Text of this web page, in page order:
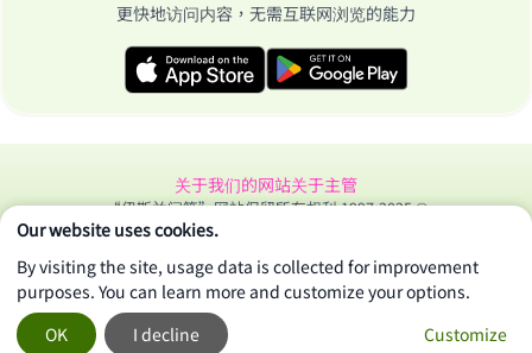
更快地访问内容，无需互联网浏览的能力
关于我们的网站关于主管
“伊斯兰问答”网站保留所有权利 1997-2025 ©
Our website uses cookies.
By visiting the site, usage data is collected for improvement
purposes. You can learn more and customize your options.
Customize
I decline
OK